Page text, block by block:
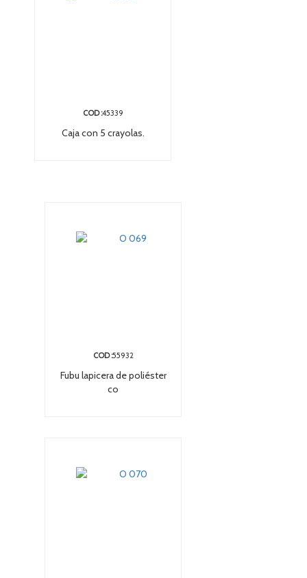
COD :45339
Caja con 5 crayolas.
COD :55932
Fubu lapicera de poliéster
co